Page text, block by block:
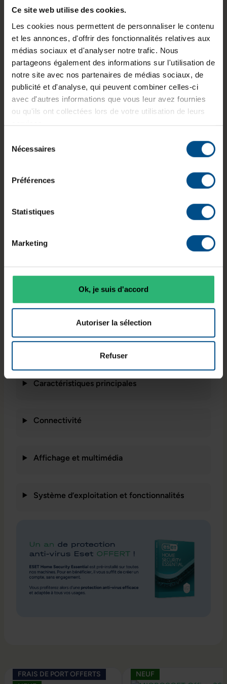
Ce site web utilise des cookies.
Les cookies nous permettent de personnaliser le contenu
et les annonces, d'offrir des fonctionnalités relatives aux
médias sociaux et d'analyser notre trafic. Nous
partageons également des informations sur l'utilisation de
notre site avec nos partenaires de médias sociaux, de
publicité et d'analyse, qui peuvent combiner celles-ci
avec d'autres informations que vous leur avez fournies
ou qu'ils ont collectées lors de votre utilisation de leurs
services.
Nécessaires
Préférences
Statistiques
Marketing
Ok, je suis d'accord
Autoriser la sélection
Refuser
Informations sur le produit
Le Dell OptiPlex 3080 est un ordinateur de
bureau reconditionné au format Small Form
Factor, conçu pour un usage professionnel
quotidien. Il intègre un processeur Intel Core i3 de
10e génération, 8 Go de mémoire DDR4 et un
stockage rapide sur SSD M.2 NVMe de 250 Go.
Livré avec Windows 11 Professionnel, il s’adapte
fiabilité, compacité et compatibilité logicielle.
PC de
Small Form
Mémoire
8 Go DDR4
Stockage
Go
Système
Professionne
l
es
DisplayPort,
Caractéristiques principales
Connectivité
Affichage et multimédia
Système d’exploitation et fonctionnalités
Ignorer la galerie de produits
FRAIS DE PORT OFFERTS
NEUF